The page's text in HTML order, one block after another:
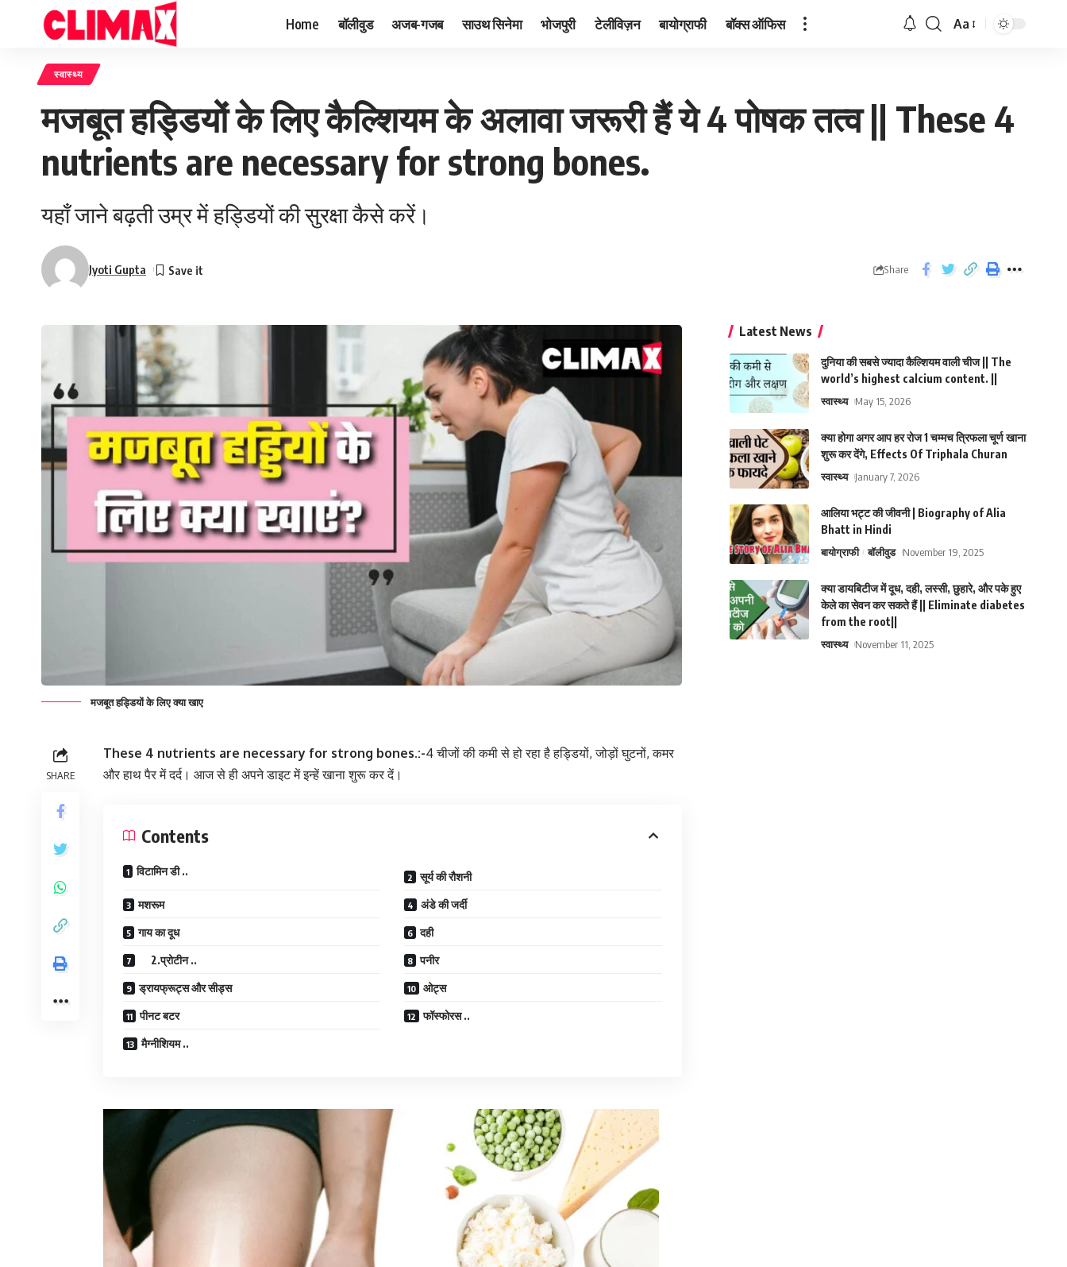
Home बॉलीवुड अजब-गजब साउथ सिनेमा भोजपुरी टेलीविज़न बायोग्राफी बॉक्स ऑफिस Aa
स्वास्थ्य
मजबूत हड्डियों के लिए कैल्शियम के अलावा जरूरी हैं ये 4 पोषक तत्व || These 4
nutrients are necessary for strong bones.
यहाँ जाने बढ़ती उम्र में हड्डियों की सुरक्षा कैसे करें।
Jyoti Gupta Share
मजबूत हड्डियों के लिए क्या खाए
SHARE
These 4 nutrients are necessary for strong bones.:-4 चीजों की कमी से हो रहा है हड्डियों, जोड़ों घुटनों, कमर
और हाथ पैर में दर्द। आज से ही अपने डाइट में इन्हें खाना शुरू कर दें।
Contents
विटामिन डी .. सूर्य की रौशनी
मशरूम अंडे की जर्दी
गाय का दूध दही
2.प्रोटीन .. पनीर
ड्रायफ्रूट्स और सीड्स ओट्स
पीनट बटर फॉस्फोरस ..
मैग्नीशियम ..
Latest News
दुनिया की सबसे ज्यादा कैल्शियम वाली चीज || The
world’s highest calcium content. ||
स्वास्थ्य May 15, 2026
क्या होगा अगर आप हर रोज 1 चम्मच त्रिफला चूर्ण खाना
शुरू कर देंगे, Effects Of Triphala Churan
स्वास्थ्य January 7, 2026
आलिया भट्ट की जीवनी | Biography of Alia
Bhatt in Hindi
बायोग्राफी बॉलीवुड November 19, 2025
क्या डायबिटीज में दूध, दही, लस्सी, छुहारे, और पके हुए
केले का सेवन कर सकते हैं || Eliminate diabetes
from the root||
स्वास्थ्य November 11, 2025